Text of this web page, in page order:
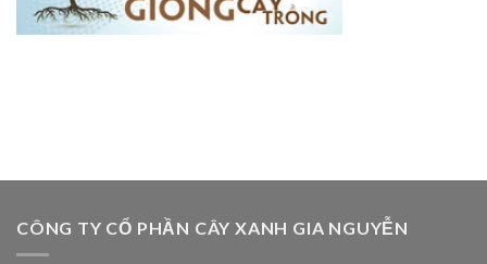
CÔNG TY CỔ PHẦN CÂY XANH GIA NGUYỄN